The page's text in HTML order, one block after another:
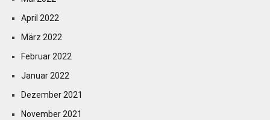
April 2022
März 2022
Februar 2022
Januar 2022
Dezember 2021
November 2021